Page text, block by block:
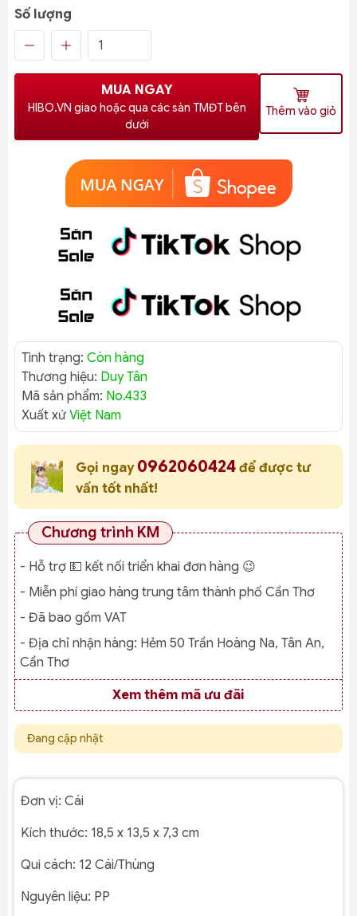
Số lượng
MUA NGAY
HIBO.VN giao hoặc qua các sàn TMĐT bên
dưới
Thêm vào giỏ
Tình trạng: Còn hàng
Thương hiệu: Duy Tân
Mã sản phẩm: No.433
Xuất xứ Việt Nam
Gọi ngay 0962060424 để được tư
vấn tốt nhất!
Chương trình KM
- Hỗ trợ 💵 kết nối triển khai đơn hàng 😉
- Miễn phí giao hàng trung tâm thành phố Cần Thơ
- Đã bao gồm VAT
- Địa chỉ nhận hàng: Hẻm 50 Trần Hoàng Na, Tân An,
Cần Thơ
Xem thêm mã ưu đãi
Đang cập nhật
Đơn vị: Cái
Kích thước: 18,5 x 13,5 x 7,3 cm
Qui cách: 12 Cái/Thùng
Nguyên liệu: PP